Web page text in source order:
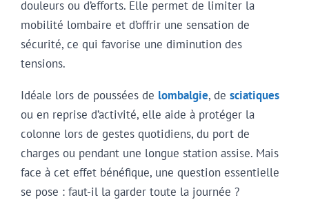
douleurs ou d’efforts. Elle permet de limiter la
mobilité lombaire et d’offrir une sensation de
sécurité, ce qui favorise une diminution des
tensions.
Idéale lors de poussées de lombalgie, de sciatiques
ou en reprise d’activité, elle aide à protéger la
colonne lors de gestes quotidiens, du port de
charges ou pendant une longue station assise. Mais
face à cet effet bénéfique, une question essentielle
se pose : faut-il la garder toute la journée ?